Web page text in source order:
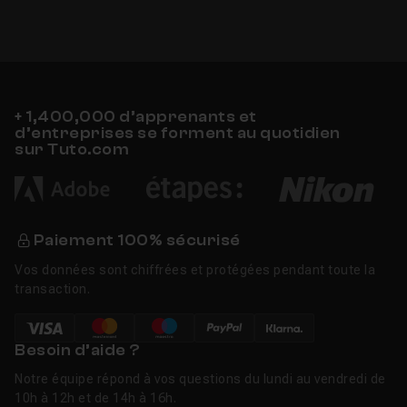
+ 1,400,000 d’apprenants et
d’entreprises se forment au quotidien
sur Tuto.com
Paiement 100% sécurisé
Vos données sont chiffrées et protégées pendant toute la
transaction.
Besoin d’aide ?
Notre équipe répond à vos questions du lundi au vendredi de
10h à 12h et de 14h à 16h.